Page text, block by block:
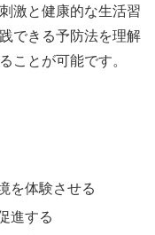
激と健康的な生活習
できる予防法を理解
ことが可能です。
を体験させる
進する